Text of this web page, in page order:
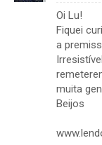
Oi Lu!
Fiquei
a
muita
Beijos